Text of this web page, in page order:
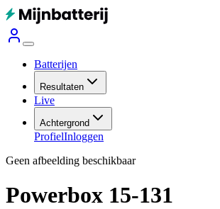
Batterijen
Resultaten
Live
Achtergrond
ProfielInloggen
Geen afbeelding beschikbaar
Powerbox 15-131